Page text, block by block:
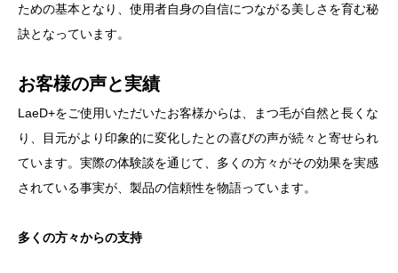
ための基本となり、使用者自身の自信につながる美しさを育む秘
訣となっています。
お客様の声と実績
LaeD+をご使用いただいたお客様からは、まつ毛が自然と長くな
り、目元がより印象的に変化したとの喜びの声が続々と寄せられ
ています。実際の体験談を通じて、多くの方々がその効果を実感
されている事実が、製品の信頼性を物語っています。
多くの方々からの支持